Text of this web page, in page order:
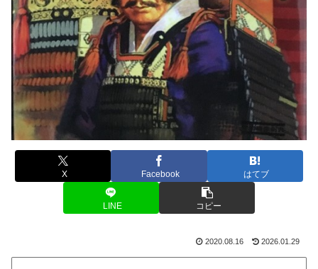
X Facebook はてブ
LINE コピー
2020.08.16 2026.01.29